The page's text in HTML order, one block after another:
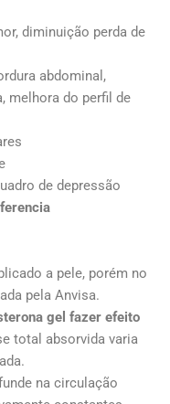
diminuição perda de
abdominal,
melhora do perfil de
de depressão
a pele, porém no
pela Anvisa.
gel fazer efeito
total absorvida varia
na circulação